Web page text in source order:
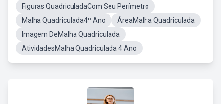
Figuras QuadriculadaCom Seu Perímetro
Malha Quadriculada4º Ano
ÁreaMalha Quadriculada
Imagem DeMalha Quadriculada
AtividadesMalha Quadriculada 4 Ano